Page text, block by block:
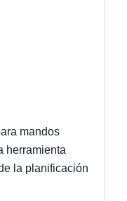
mandos
herramienta
la planificación